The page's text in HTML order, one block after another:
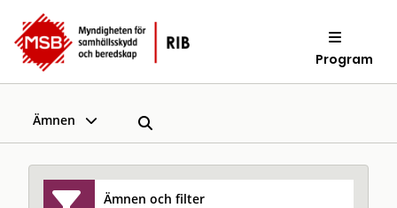
Program
Ämnen
Ämnen och filter